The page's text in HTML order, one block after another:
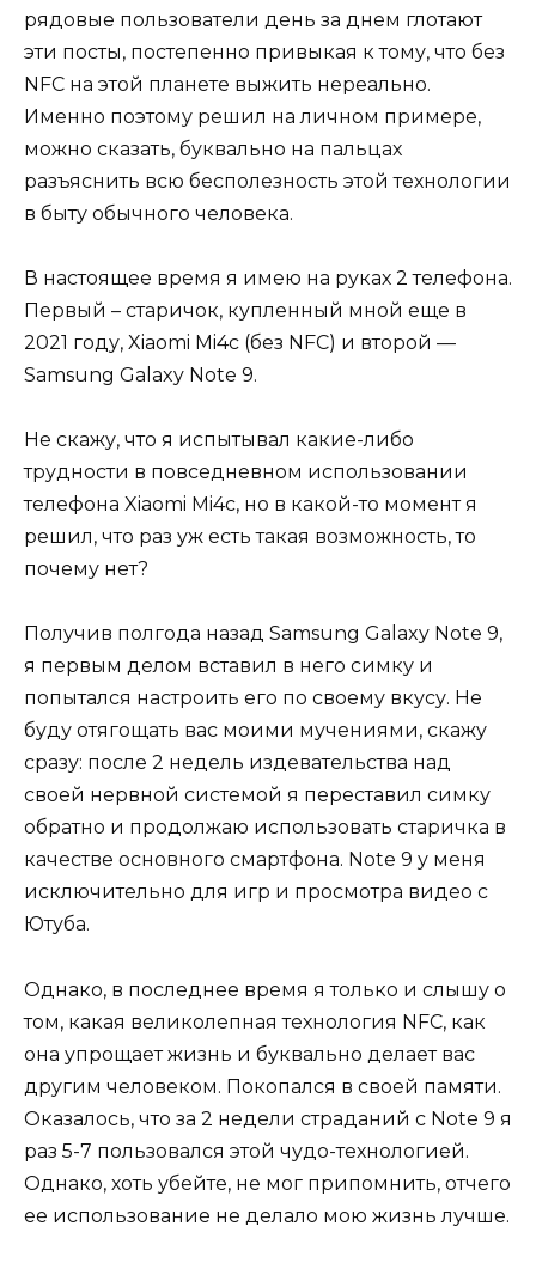
рядовые пользователи день за днем глотают
эти посты, постепенно привыкая к тому, что без
NFC на этой планете выжить нереально.
Именно поэтому решил на личном примере,
можно сказать, буквально на пальцах
разъяснить всю бесполезность этой технологии
в быту обычного человека.
В настоящее время я имею на руках 2 телефона.
Первый – старичок, купленный мной еще в
2021 году, Xiaomi Mi4c (без NFC) и второй —
Samsung Galaxy Note 9.
Не скажу, что я испытывал какие-либо
трудности в повседневном использовании
телефона Xiaomi Mi4c, но в какой-то момент я
решил, что раз уж есть такая возможность, то
почему нет?
Получив полгода назад Samsung Galaxy Note 9,
я первым делом вставил в него симку и
попытался настроить его по своему вкусу. Не
буду отягощать вас моими мучениями, скажу
сразу: после 2 недель издевательства над
своей нервной системой я переставил симку
обратно и продолжаю использовать старичка в
качестве основного смартфона. Note 9 у меня
исключительно для игр и просмотра видео с
Ютуба.
Однако, в последнее время я только и слышу о
том, какая великолепная технология NFC, как
она упрощает жизнь и буквально делает вас
другим человеком. Покопался в своей памяти.
Оказалось, что за 2 недели страданий с Note 9 я
раз 5-7 пользовался этой чудо-технологией.
Однако, хоть убейте, не мог припомнить, отчего
ее использование не делало мою жизнь лучше.